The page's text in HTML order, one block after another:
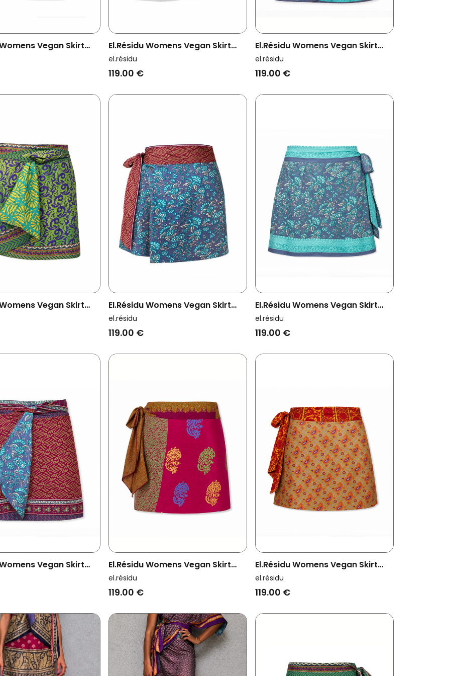
Vegan Skirt
Dark Brown
El.résidu Womens Vegan Skirt
Amira Dark Blue/ White
el.résidu
119.00 €
El.résidu Womens Vegan Skirt
Amira Light Blue/ Dark Red
el.résidu
119.00 €
Vegan Skirt
Yellow
El.résidu Womens Vegan Skirt
Amira Blue/ Brown/ Dark Red
el.résidu
119.00 €
El.résidu Womens Vegan Skirt
Amira Teal/ Dark Red
el.résidu
119.00 €
Vegan Skirt
Red/ Blue
El.résidu Womens Vegan Skirt
Amira Dark Purple/ Dark Red
el.résidu
119.00 €
El.résidu Womens Vegan Skirt
Amira Orange/ Red
el.résidu
119.00 €